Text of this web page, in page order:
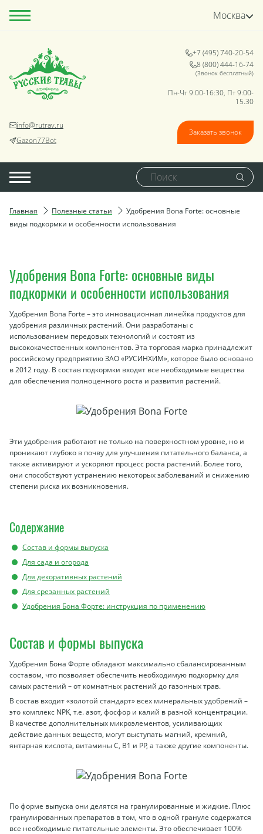
Москва
info@rutrav.ru
Gazon77Bot
+7 (495) 740-20-54
8 (800) 444-16-74
(Звонок бесплатный)
Пн-Чт 9:00-16:30, Пт 9:00-
15.30
Заказать звонок
Главная Полезные статьи
Удобрения Bona Forte: основные
виды подкормки и особенности использования
Удобрения Bona Forte: основные виды
подкормки и особенности использования
Удобрения Bona Forte – это инновационная линейка продуктов для
удобрения различных растений. Они разработаны с
использованием передовых технологий и состоят из
высококачественных компонентов. Эта торговая марка принадлежит
российскому предприятию ЗАО «РУСИНХИМ», которое было основано
в 2012 году. В состав подкормки входят все необходимые вещества
для обеспечения полноценного роста и развития растений.
Эти удобрения работают не только на поверхностном уровне, но и
проникают глубоко в почву для улучшения питательного баланса, а
также активируют и ускоряют процесс роста растений. Более того,
они способствуют устранению некоторых заболеваний и снижению
степени риска их возникновения.
Содержание
Состав и формы выпуска
Для сада и огорода
Для декоративных растений
Для срезанных растений
Удобрения Бона Форте: инструкция по применению
Состав и формы выпуска
Удобрения Бона Форте обладают максимально сбалансированным
составом, что позволяет обеспечить необходимую подкормку для
самых растений – от комнатных растений до газонных трав.
В состав входит «золотой стандарт» всех минеральных удобрений –
это комплекс NPK, т.е. азот, фосфор и калий в разной концентрации.
В качестве дополнительных микроэлементов, усиливающих
действие данных веществ, могут выступать магний, кремний,
янтарная кислота, витамины C, B1 и PP, а также другие компоненты.
По форме выпуска они делятся на гранулированные и жидкие. Плюс
гранулированных препаратов в том, что в одной грануле содержатся
все необходимые питательные элементы. Это обеспечивает 100%